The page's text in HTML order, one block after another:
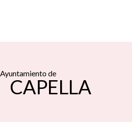
Ayuntamiento de
CAPELLA